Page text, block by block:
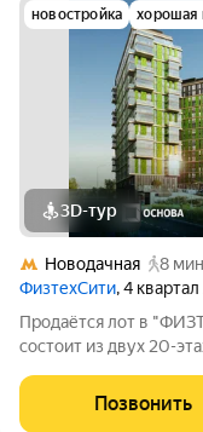
новостройка хорошая
3D-тур
Новодачная
8
ФизтехСити, 4
Продаётся лот в
состоит из двух 20-
панорамным
подземный паркинг и
Позвонить